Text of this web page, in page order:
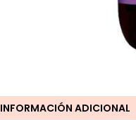
INFORMACIÓN ADICIONAL